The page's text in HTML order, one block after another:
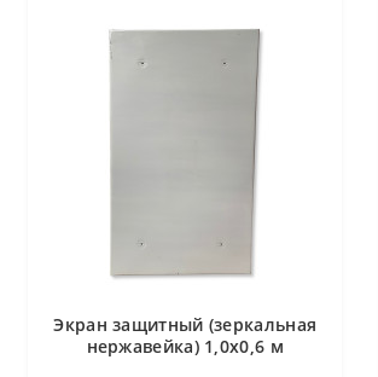
Экран защитный (зеркальная
нержавейка) 1,0х0,6 м